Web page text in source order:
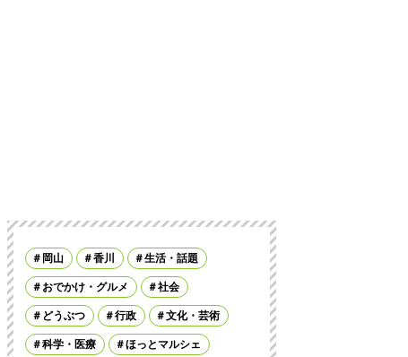
岡山 香川 生活・話題
おでかけ・グルメ 社会
どうぶつ 行政 文化・芸術
科学・医療 ほっとマルシェ